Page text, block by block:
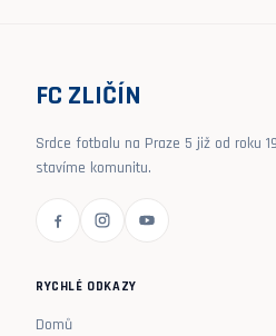
FC ZLIČÍN
Srdce fotbalu na Praze 5 již od roku
stavíme komunitu.
RYCHLÉ ODKAZY
Domů